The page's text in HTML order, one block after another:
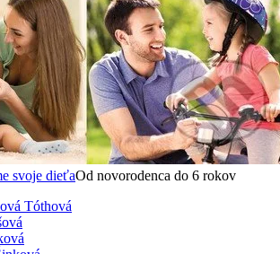
svoje dieťaOd novorodenca do 6 rokov
Tóthová